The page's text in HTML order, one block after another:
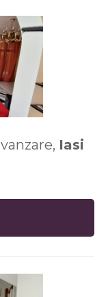
Iasi